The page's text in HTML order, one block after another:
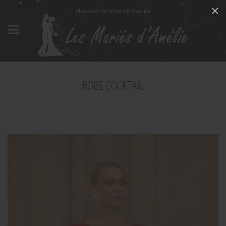
×
Magasin de robe de mariée
ROBE COCKTAIL
Panneau de gestion des cookies